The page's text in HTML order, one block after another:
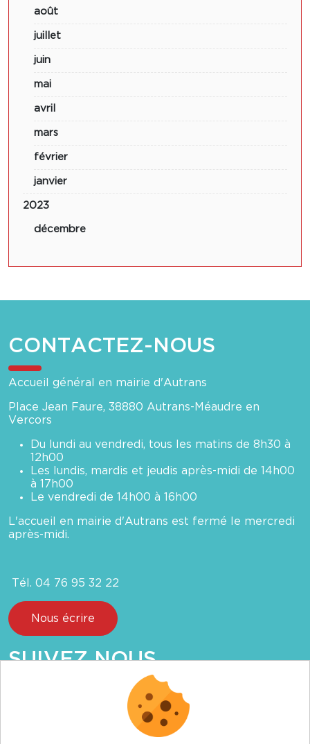
août
juillet
juin
mai
avril
mars
février
janvier
2023
décembre
CONTACTEZ-NOUS
Accueil général en mairie d'Autrans
Place Jean Faure, 38880 Autrans-Méaudre en
Vercors
Du lundi au vendredi, tous les matins de 8h30 à
12h00
Les lundis, mardis et jeudis après-midi de 14h00
à 17h00
Le vendredi de 14h00 à 16h00
L'accueil en mairie d'Autrans est fermé le mercredi
après-midi.
Tél. 04 76 95 32 22
Nous écrire
SUIVEZ NOUS